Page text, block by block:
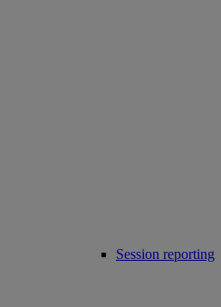
Session reporting